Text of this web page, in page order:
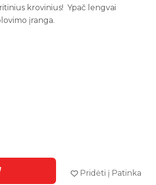
krovinius! Ypač lengvai
įranga.
Pridėti į Patinka